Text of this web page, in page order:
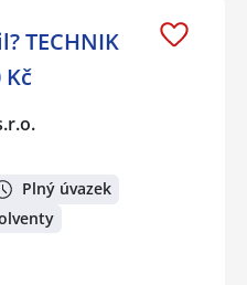
TECHNIK
Kč
Plný úvazek